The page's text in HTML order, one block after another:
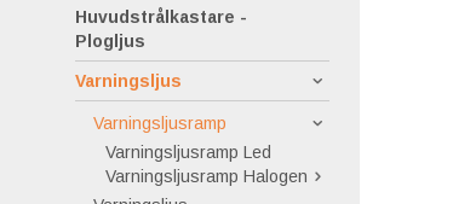
Huvudstrålkastare -
Plogljus
Varningsljus
Varningsljusramp
Varningsljusramp Led
Varningsljusramp Halogen